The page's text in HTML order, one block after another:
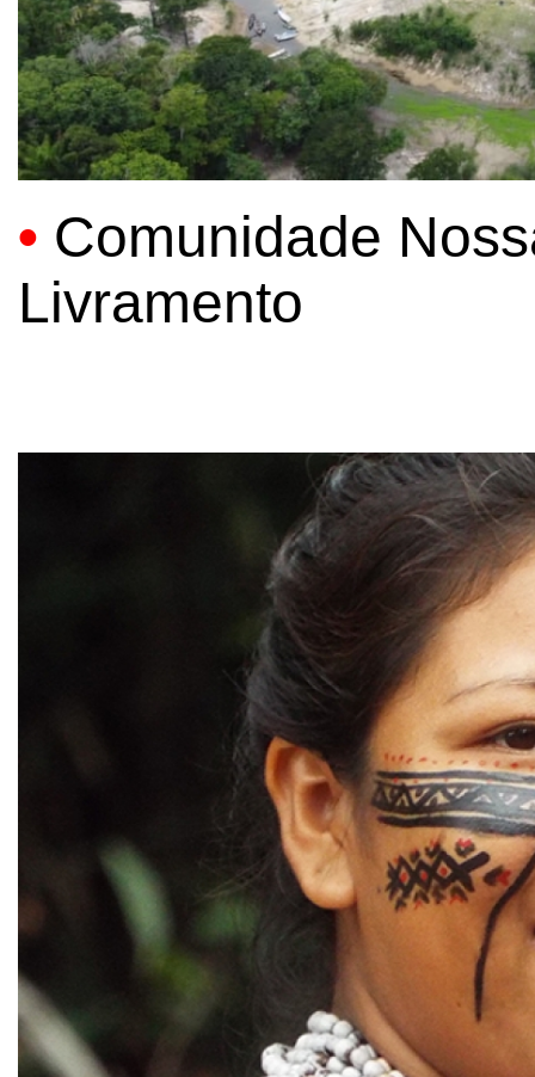
• Comunidade
Livramento